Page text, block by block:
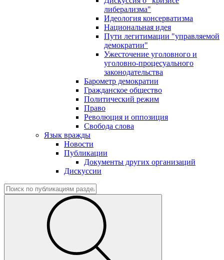
либерализма"
Идеология консерватизма
Национальная идея
Пути легитимации "управляемой
демократии"
Ужесточение уголовного и
уголовно-процесуального
законодательства
Барометр демократии
Гражданское общество
Политический режим
Право
Революция и оппозиция
Свобода слова
Язык вражды
Новости
Публикации
Документы других организаций
Дискуссии